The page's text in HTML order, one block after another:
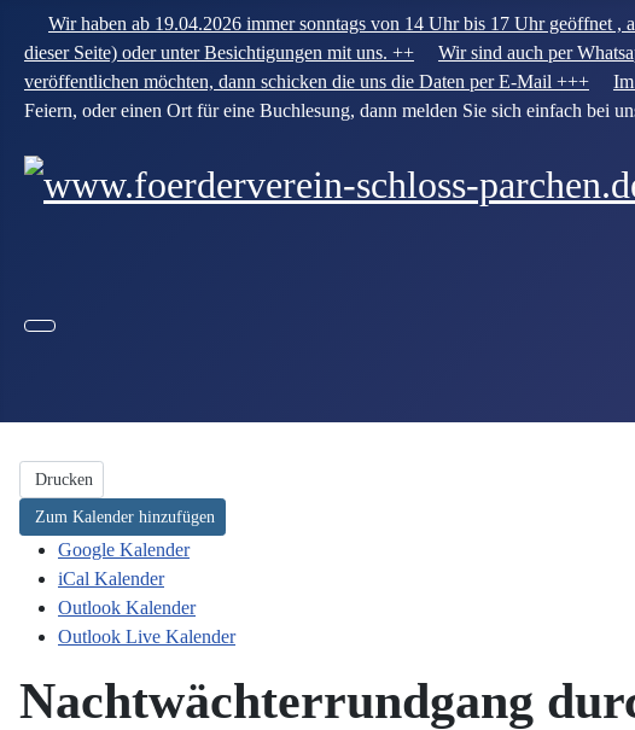
Wir haben ab 19.04.2026 immer sonntags von 14 Uhr bis 17 Uhr geöffnet ,
dieser Seite) oder unter Besichtigungen mit uns. ++
Wir sind auch per
veröffentlichen möchten, dann schicken die uns die Daten per E-Mail +++
Feiern, oder einen Ort für eine Buchlesung, dann melden Sie sich einfach bei
Drucken
Zum Kalender hinzufügen
Google Kalender
iCal Kalender
Outlook Kalender
Outlook Live Kalender
Nachtwächterrundgang